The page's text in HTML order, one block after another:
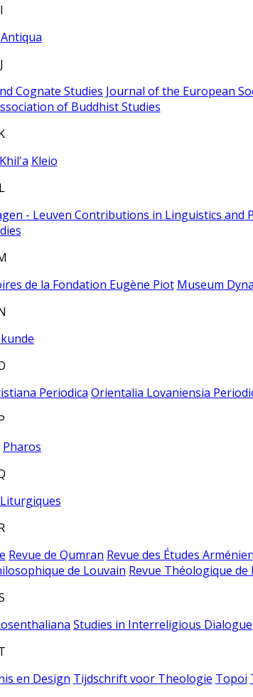
I
J
Cognate Studies Journal of the European
of Buddhist Studies
Khil'a Kleio
L
- Leuven Contributions in Linguistics and
de la Fondation Eugène Piot Museum
Periodica Orientalia Lovaniensia
Pharos
Revue de Qumran Revue des Études
de Louvain Revue Théologique de
Studies in Interreligious Dialogue
en Design Tijdschrift voor Theologie Topoi